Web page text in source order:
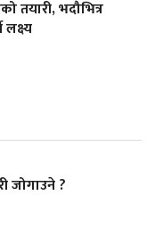
तयारी, भदौभित्र
लक्ष्य
जोगाउने ?